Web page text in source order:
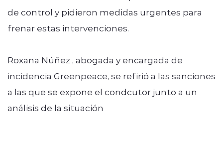
de control y pidieron medidas urgentes para
frenar estas intervenciones.
Roxana Núñez , abogada y encargada de
incidencia Greenpeace, se refirió a las sanciones
a las que se expone el condcutor junto a un
análisis de la situación